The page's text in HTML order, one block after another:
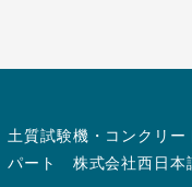
土質試験機・コンクリ
パート 株式会社西日本